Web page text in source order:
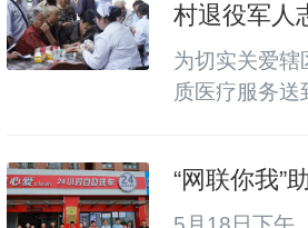
技能，营造理解、尊重、关心、
会氛围。 活动首站来到位于区残
助...
村退役军人
动
为切实关爱辖
质医疗服务
口村退役军人
·情系兵心”退
“网联你我”